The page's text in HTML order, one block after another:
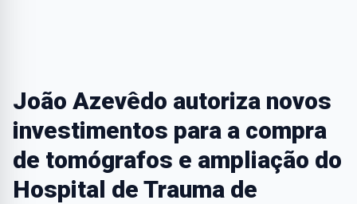
João Azevêdo autoriza novos
investimentos para a compra
de tomógrafos e ampliação do
Hospital de Trauma de